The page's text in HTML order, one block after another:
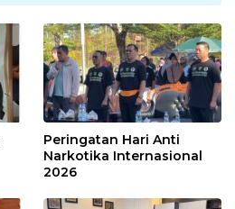
Peringatan Hari Anti
Narkotika Internasional
2026